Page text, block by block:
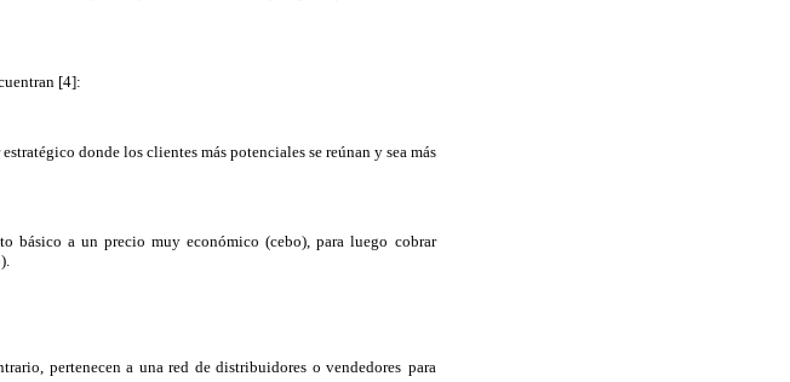
[4]:
donde los clientes más potenciales se reúnan y sea más
básico a un precio muy económico (cebo), para luego cobrar
pertenecen a una red de distribuidores o vendedores para